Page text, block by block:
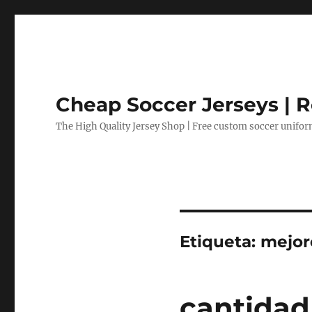
Cheap Soccer Jerseys |
The High Quality Jersey Shop | Free custom soccer
Etiqueta: